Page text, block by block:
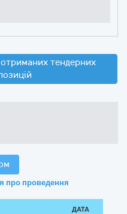
тендерних
про проведення
ДАТА